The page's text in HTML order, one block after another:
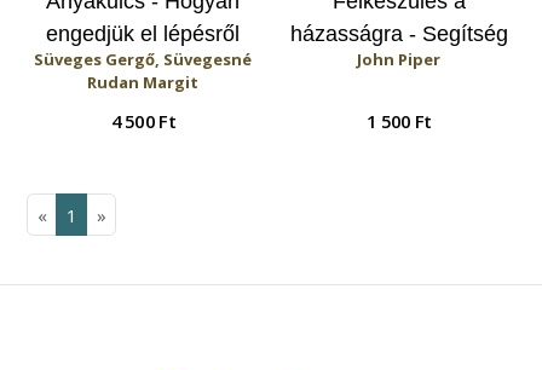
engedjük el lépésről
lépésre a
gyermekünket?
Süveges Gergő, Süvegesné
Rudan Margit
4 500 Ft
házasságra - Segítség
keresztyén pároknak
John Piper
1 500 Ft
« 1 »